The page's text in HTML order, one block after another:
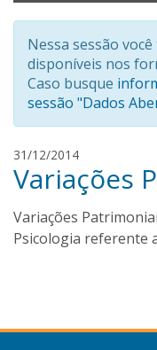
Nessa sessão
disponíveis nos
Caso busque
sessão "Dados
31/12/2014J
o
s
é
A
d
Variações
Variações
Psicologia referente